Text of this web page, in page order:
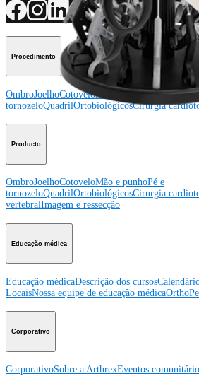
Procedimento
OmbroJoelhoCotoveloMão e punhoPé e
tornozeloQuadrilOrtobiológicosCirurgia
Producto
OmbroJoelhoCotoveloMão e punhoPé e
tornozeloQuadrilOrtobiológicosCirurgia
vertebralImagem e ressecção
Educação médica
Educação médicaDescrição dos cursos
LocaisNossa equipe de educação médica
Corporativo
CorporativoSobre a ArthrexEventos